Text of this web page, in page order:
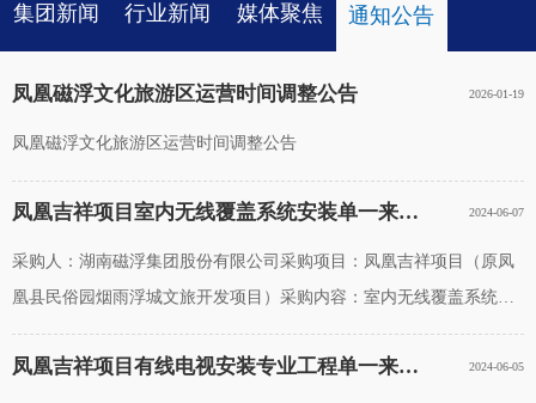
集团新闻 行业新闻 媒体聚焦 通知公告
时政新闻
凤凰磁浮文化旅游区运营时间调整公告 2026-01-19
凤凰磁浮文化旅游区运营时间调整公告
凤凰吉祥项目室内无线覆盖系统安装单一来源采购公示 2024-06-07
采购人：湖南磁浮集团股份有限公司采购项目：凤凰吉祥项目（原凤
凰县民俗园烟雨浮城文旅开发项目）采购内容：室内无线覆盖系统安
装（含增设3处监控）一、拟采购服务的说明根据《湖南省建筑物移动
通信基础设施建设标准》，建筑楼宇类
凤凰吉祥项目有线电视安装专业工程单一来源采购公示 2024-06-05